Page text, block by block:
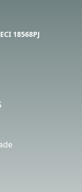
18568PJ